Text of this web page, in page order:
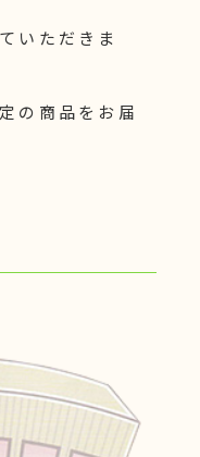
いただきま
の商品をお届